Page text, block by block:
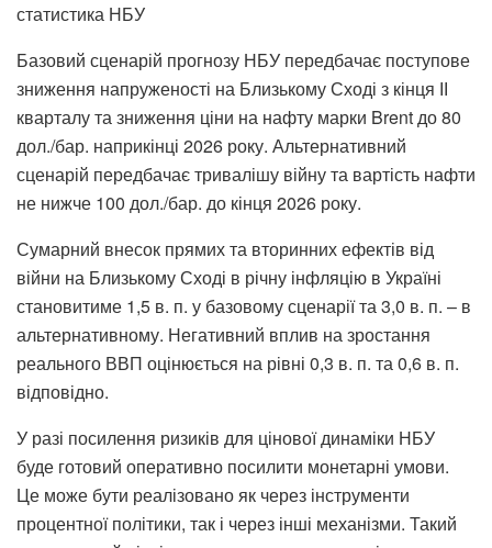
статистика НБУ
Базовий сценарій прогнозу НБУ передбачає поступове
зниження напруженості на Близькому Сході з кінця ІІ
кварталу та зниження ціни на нафту марки Brent до 80
дол./бар. наприкінці 2026 року. Альтернативний
сценарій передбачає тривалішу війну та вартість нафти
не нижче 100 дол./бар. до кінця 2026 року.
Сумарний внесок прямих та вторинних ефектів від
війни на Близькому Сході в річну інфляцію в Україні
становитиме 1,5 в. п. у базовому сценарії та 3,0 в. п. – в
альтернативному. Негативний вплив на зростання
реального ВВП оцінюється на рівні 0,3 в. п. та 0,6 в. п.
відповідно.
У разі посилення ризиків для цінової динаміки НБУ
буде готовий оперативно посилити монетарні умови.
Це може бути реалізовано як через інструменти
процентної політики, так і через інші механізми. Такий